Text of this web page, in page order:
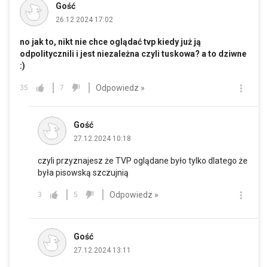
Gość
26.12.2024 17:02
no jak to, nikt nie chce oglądać tvp kiedy już ją
odpolitycznili i jest niezależna czyli tuskowa? a to dziwne
:)
35 7 Odpowiedz »
Gość
27.12.2024 10:18
czyli przyznajesz że TVP oglądane było tylko dlatego że
była pisowską szczujnią
3 5 Odpowiedz »
Gość
27.12.2024 13:11